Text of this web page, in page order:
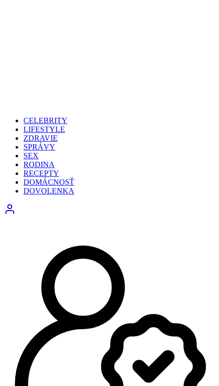
CELEBRITY
LIFESTYLE
ZDRAVIE
SPRÁVY
SEX
RODINA
RECEPTY
DOMÁCNOSŤ
DOVOLENKA